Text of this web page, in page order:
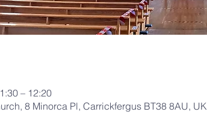
– 12:20
8 Minorca Pl, Carrickfergus BT38 8AU, UK